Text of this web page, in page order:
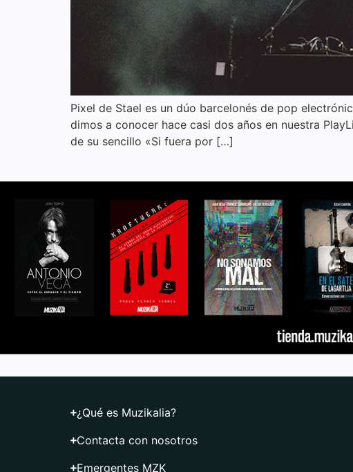
Pixel de Stael es un dúo barcelonés de pop
dimos a conocer hace casi dos años en nuestra
de su sencillo «Si fuera por […]
¿Qué es Muzikalia?
Contacta con nosotros
Emergentes MZK